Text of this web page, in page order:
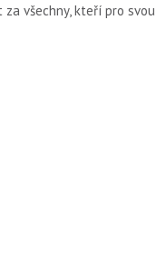
všechny, kteří pro